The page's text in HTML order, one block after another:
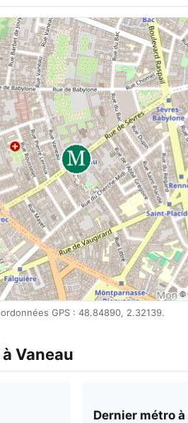
GPS : 48.84890, 2.32139.
Vaneau
Dernier métro à